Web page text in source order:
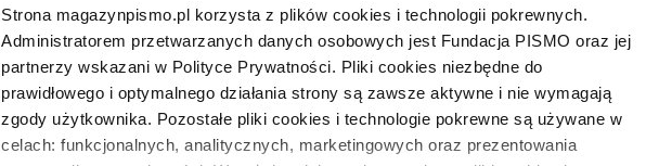
Strona magazynpismo.pl korzysta z plików cookies i technologii pokrewnych.
Administratorem przetwarzanych danych osobowych jest Fundacja PISMO oraz jej
partnerzy wskazani w Polityce Prywatności. Pliki cookies niezbędne do
prawidłowego i optymalnego działania strony są zawsze aktywne i nie wymagają
zgody użytkownika. Pozostałe pliki cookies i technologie pokrewne są używane w
celach: funkcjonalnych, analitycznych, marketingowych oraz prezentowania
Adres dostawy:
Faktura:
Adres e-mail:
Tak, zapoznałam/zapoznałem się zRegulaminem oraz
sprzedaży i akceptuję ich treść.*